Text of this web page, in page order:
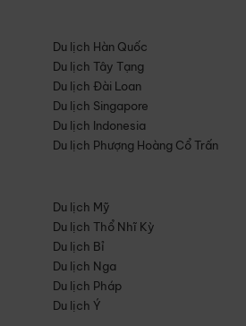
Du lịch Hàn Quốc
Du lịch Tây Tạng
Du lịch Đài Loan
Du lịch Singapore
Du lịch Indonesia
Du lịch Phượng Hoàng Cổ Trấn
Du lịch Mỹ
Du lịch Thổ Nhĩ Kỳ
Du lịch Bỉ
Du lịch Nga
Du lịch Pháp
Du lịch Ý